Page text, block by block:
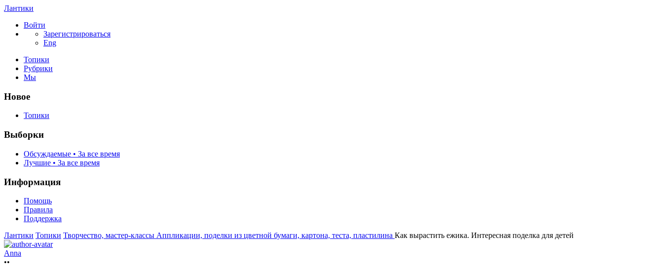
Лантики
Войти
Зарегистрироваться
Eng
Топики
Рубрики
Мы
Новое
Топики
Выборки
Обсуждаемые • За все время
Лучшие • За все время
Информация
Помощь
Правила
Поддержка
Лантики Топики Творчество, мастер-классы Аппликации, поделки из цветной бумаги, картона, теста, пластилина Как вырастить ежика. Интересная поделка для детей
Anna
••